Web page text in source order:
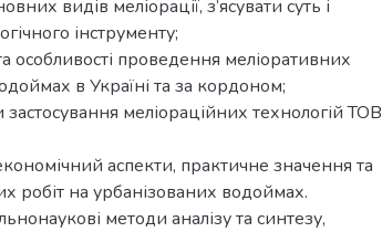
видів меліорації, з’ясувати суть і
інструменту;
особливості проведення меліоративних
в Україні та за кордоном;
меліораційних технологій ТОВ
аспекти, практичне значення та
робіт на урбанізованих водоймах.
методи аналізу та синтезу,